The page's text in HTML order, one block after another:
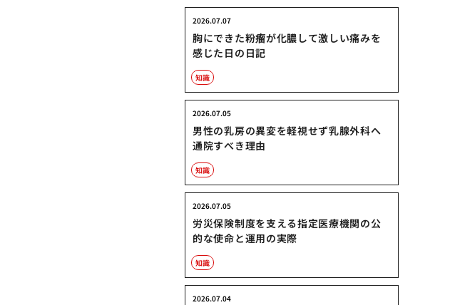
胸にできた粉瘤が化膿して激しい痛みを
感じた日の日記
2026.07.07
知識
男性の乳房の異変を軽視せず乳腺外科へ
通院すべき理由
2026.07.05
知識
労災保険制度を支える指定医療機関の公
的な使命と運用の実際
2026.07.05
知識
2026.07.04